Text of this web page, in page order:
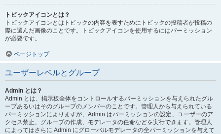
トピックアイコンとは？
トピックアイコンとはトピックの内容を表すためにトピックの投稿者が投稿の
際に選んだ画像のことです。トピックアイコンを使用するにはパーミッション
が必要です。
ページトップ
ユーザーレベルとグループ
Admin とは？
Admin とは、掲示板全体をコントロールするパーミッションを与えられたグル
ープあるいはそのグループのメンバーのことです。管理人から与えられている
パーミッションによりますが、Admin はパーミッションの設定、ユーザーのア
クセス禁止、グループの作成、モデレータの任命などを実行できます。管理人
によってはさらに Admin にグローバルモデレータの全パーミッションを与えて